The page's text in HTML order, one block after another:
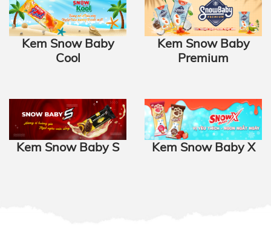
Kem Snow Baby
Cool
Kem Snow Baby
Premium
Kem Snow Baby S Kem Snow Baby X